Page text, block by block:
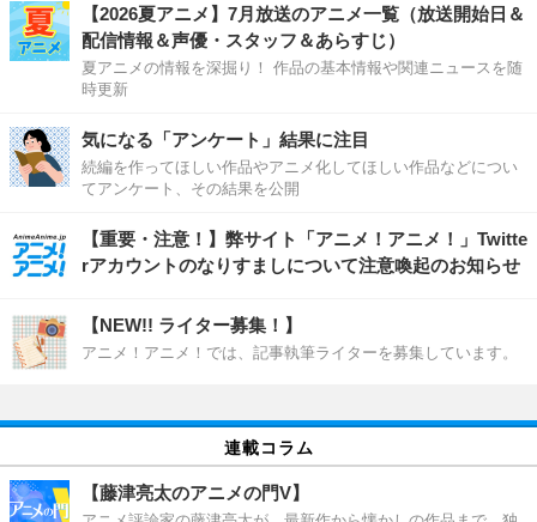
【2026夏アニメ】7月放送のアニメ一覧（放送開始日＆
配信情報＆声優・スタッフ＆あらすじ）
夏アニメの情報を深掘り！ 作品の基本情報や関連ニュースを随
時更新
気になる「アンケート」結果に注目
続編を作ってほしい作品やアニメ化してほしい作品などについ
てアンケート、その結果を公開
【重要・注意！】弊サイト「アニメ！アニメ！」Twitte
rアカウントのなりすましについて注意喚起のお知らせ
【NEW!! ライター募集！】
アニメ！アニメ！では、記事執筆ライターを募集しています。
連載コラム
【藤津亮太のアニメの門V】